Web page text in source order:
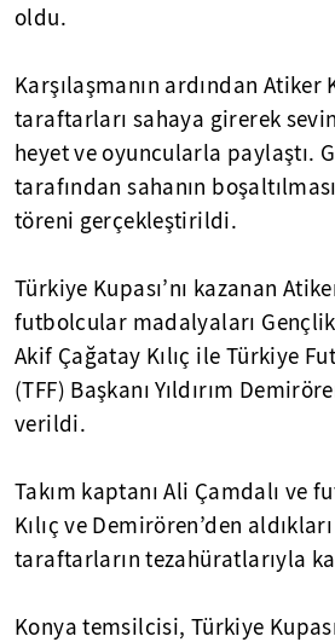
oldu.
Karşılaşmanın ardından Atiker
taraftarları sahaya girerek
heyet ve oyuncularla paylaştı.
tarafından sahanın
töreni gerçekleştirildi.
Türkiye Kupası’nı kazanan
futbolcular madalyaları Gençlik
Akif Çağatay Kılıç ile Türkiye
(TFF) Başkanı Yıldırım
verildi.
Takım kaptanı Ali Çamdalı ve
Kılıç ve Demirören’den
taraftarların tezahüratlarıyla
Konya temsilcisi, Türkiye